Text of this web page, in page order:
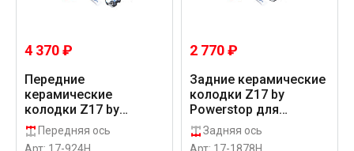
4 370 ₽
Передние
керамические
колодки Z17 by
Powerstop для
Changan CS35 PLUS
Передняя ось
Арт: 17-924H
2 770 ₽
Задние керамические
колодки Z17 by
Powerstop для
Changan CS35 PLUS
SC7144
Задняя ось
Арт: 17-1878H